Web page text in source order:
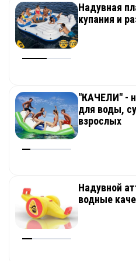
Надувная
купания и
"КАЧЕЛИ" -
для воды,
взрослых
Надувной
водные